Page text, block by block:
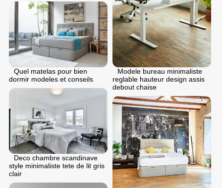
Modele bureau minimaliste
reglable hauteur design assis
debout chaise
Quel matelas pour bien
dormir modeles et conseils
Deco chambre scandinave
style minimaliste tete de lit gris
clair